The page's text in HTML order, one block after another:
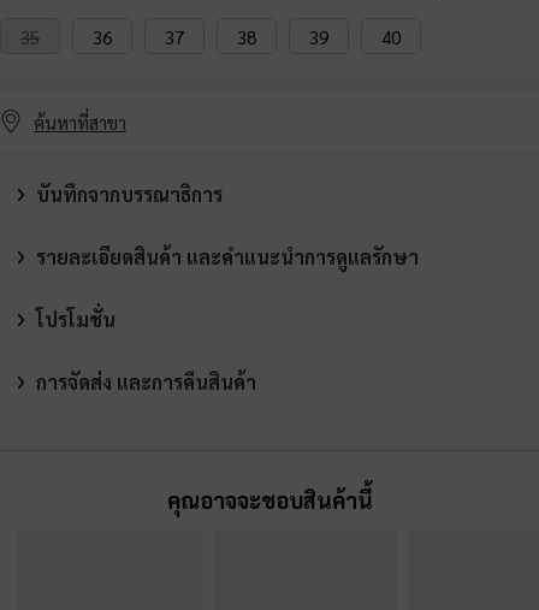
35 36 37 38 39 40
ค้นหาที่สาขา
บันทึกจากบรรณาธิการ
รายละเอียดสินค้า และคำแนะนำการดูแลรักษา
โปรโมชั่น
การจัดส่ง และการคืนสินค้า
คุณอาจจะชอบสินค้านี้